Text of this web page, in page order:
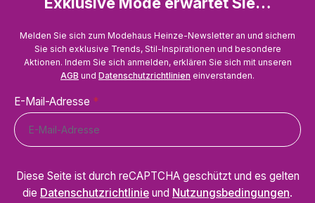
Melden Sie sich zum Modehaus Heinze-Newsletter an und sichern
Sie sich exklusive Trends, Stil-Inspirationen und besondere
Aktionen. Indem Sie sich anmelden, erklären Sie sich mit unseren
AGB und Datenschutzrichtlinien einverstanden.
E-Mail-Adresse *
Diese Seite ist durch reCAPTCHA geschützt und es gelten
die Datenschutzrichtlinie und Nutzungsbedingungen.